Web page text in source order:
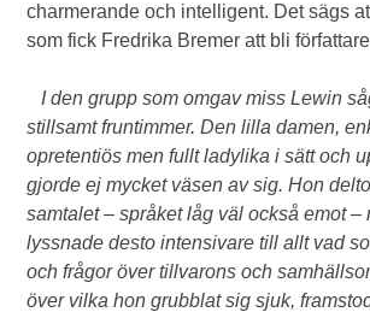
charmerande och intelligent. Det sägs
som fick Fredrika Bremer att bli
I den grupp som omgav miss Lewin
stillsamt fruntimmer. Den lilla damen,
opretentiös men fullt ladylika i sätt och
gjorde ej mycket väsen av sig. Hon
samtalet – språket låg väl också emot –
lyssnade desto intensivare till allt vad
och frågor över tillvarons och
över vilka hon grubblat sig sjuk,